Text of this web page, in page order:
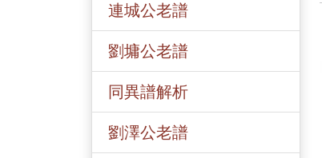
連城公老譜
劉墉公老譜
同異譜解析
劉澤公老譜